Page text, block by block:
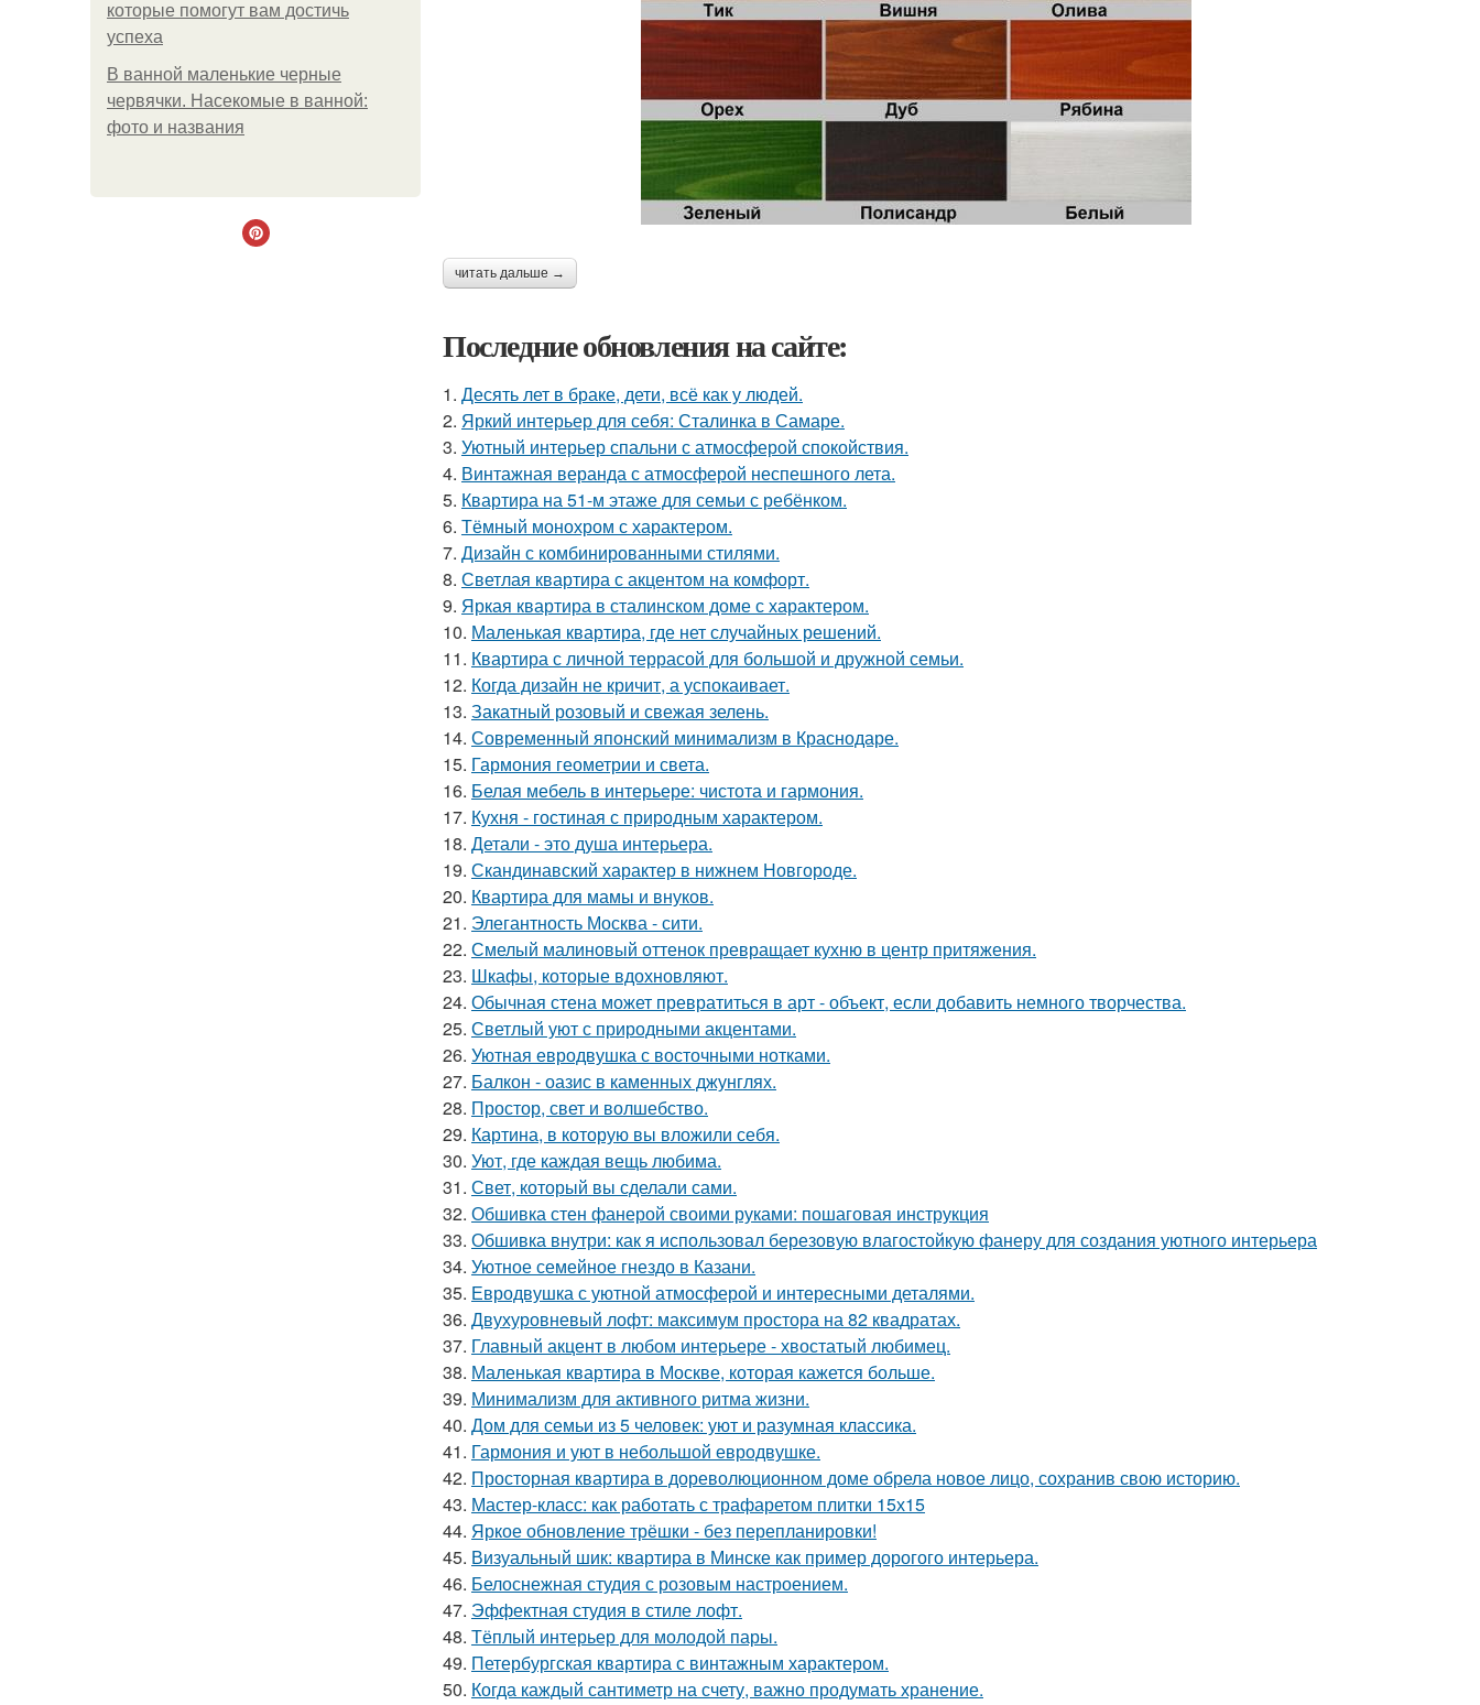
которые помогут вам достичь
успеха
В ванной маленькие черные
червячки. Насекомые в ванной:
фото и названия
читать дальше →
Последние обновления на сайте:
1. Десять лет в браке, дети, всё как у людей.
2. Яркий интерьер для себя: Сталинка в Самаре.
3. Уютный интерьер спальни с атмосферой спокойствия.
4. Винтажная веранда с атмосферой неспешного лета.
5. Квартира на 51-м этаже для семьи с ребёнком.
6. Тёмный монохром с характером.
7. Дизайн с комбинированными стилями.
8. Светлая квартира с акцентом на комфорт.
9. Яркая квартира в сталинском доме с характером.
10. Маленькая квартира, где нет случайных решений.
11. Квартира с личной террасой для большой и дружной семьи.
12. Когда дизайн не кричит, а успокаивает.
13. Закатный розовый и свежая зелень.
14. Современный японский минимализм в Краснодаре.
15. Гармония геометрии и света.
16. Белая мебель в интерьере: чистота и гармония.
17. Кухня - гостиная с природным характером.
18. Детали - это душа интерьера.
19. Скандинавский характер в нижнем Новгороде.
20. Квартира для мамы и внуков.
21. Элегантность Москва - сити.
22. Смелый малиновый оттенок превращает кухню в центр притяжения.
23. Шкафы, которые вдохновляют.
24. Обычная стена может превратиться в арт - объект, если добавить немного творчества.
25. Светлый уют с природными акцентами.
26. Уютная евродвушка с восточными нотками.
27. Балкон - оазис в каменных джунглях.
28. Простор, свет и волшебство.
29. Картина, в которую вы вложили себя.
30. Уют, где каждая вещь любима.
31. Свет, который вы сделали сами.
32. Обшивка стен фанерой своими руками: пошаговая инструкция
33. Обшивка внутри: как я использовал березовую влагостойкую фанеру для создания уютного интерьера
34. Уютное семейное гнездо в Казани.
35. Евродвушка с уютной атмосферой и интересными деталями.
36. Двухуровневый лофт: максимум простора на 82 квадратах.
37. Главный акцент в любом интерьере - хвостатый любимец.
38. Маленькая квартира в Москве, которая кажется больше.
39. Минимализм для активного ритма жизни.
40. Дом для семьи из 5 человек: уют и разумная классика.
41. Гармония и уют в небольшой евродвушке.
42. Просторная квартира в дореволюционном доме обрела новое лицо, сохранив свою историю.
43. Мастер-класс: как работать с трафаретом плитки 15х15
44. Яркое обновление трёшки - без перепланировки!
45. Визуальный шик: квартира в Минске как пример дорогого интерьера.
46. Белоснежная студия с розовым настроением.
47. Эффектная студия в стиле лофт.
48. Тёплый интерьер для молодой пары.
49. Петербургская квартира с винтажным характером.
50. Когда каждый сантиметр на счету, важно продумать хранение.